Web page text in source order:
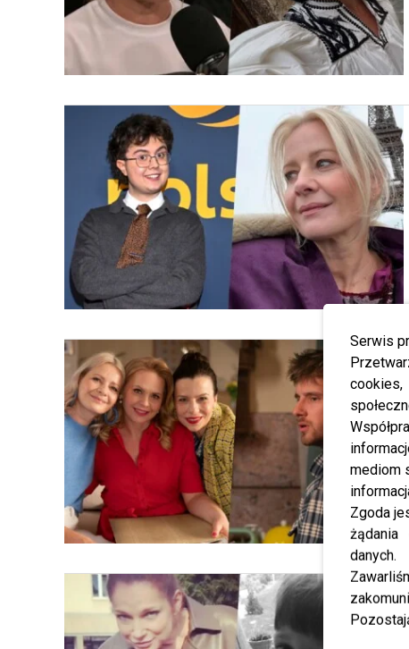
Serwis
mediom
Zgoda
żądania
danych.